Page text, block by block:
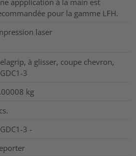
pour la gamme LFH.
laser
à glisser, coupe chevron,
3
kg
3 -